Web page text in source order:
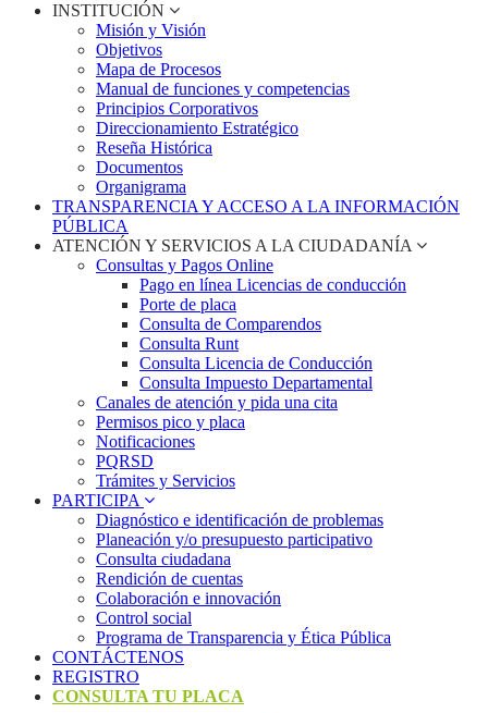
INSTITUCIÓN
Misión y Visión
Objetivos
Mapa de Procesos
Manual de funciones y competencias
Principios Corporativos
Direccionamiento Estratégico
Reseña Histórica
Documentos
Organigrama
TRANSPARENCIA Y ACCESO A LA INFORMACIÓN
PÚBLICA
ATENCIÓN Y SERVICIOS A LA CIUDADANÍA
Consultas y Pagos Online
Pago en línea Licencias de conducción
Porte de placa
Consulta de Comparendos
Consulta Runt
Consulta Licencia de Conducción
Consulta Impuesto Departamental
Canales de atención y pida una cita
Permisos pico y placa
Notificaciones
PQRSD
Trámites y Servicios
PARTICIPA
Diagnóstico e identificación de problemas
Planeación y/o presupuesto participativo​
Consulta ciudadana
Rendición de cuentas
Colaboración e innovación
Control social
Programa de Transparencia y Ética Pública
CONTÁCTENOS
REGISTRO
CONSULTA TU PLACA